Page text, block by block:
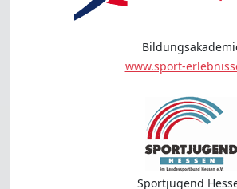
www.sport-
Sportjugend